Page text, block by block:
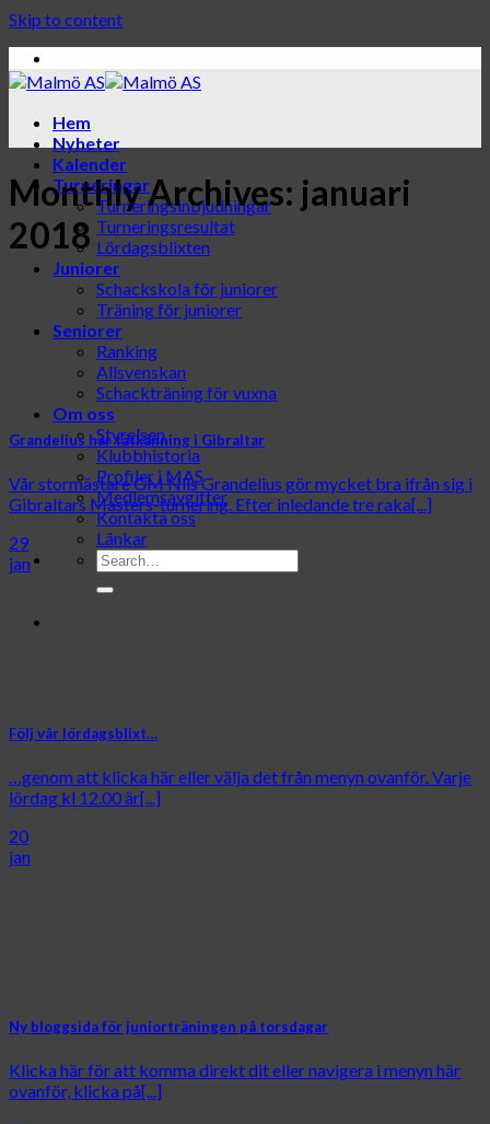
Skip to content
Hem
Nyheter
Kalender
Turneringar
Turneringsinbjudningar
Turneringsresultat
Lördagsblixten
Juniorer
Schackskola för juniorer
Träning för juniorer
Seniorer
Ranking
Allsvenskan
Schackträning för vuxna
Om oss
Styrelsen
Klubbhistoria
Profiler i MAS
Medlemsavgifter
Kontakta oss
Länkar
Monthly Archives: januari
2018
Grandelius har tätkänning i Gibraltar
Vår stormästare GM Nils Grandelius gör mycket bra ifrån sig i
Gibraltars Masters-turnering. Efter inledande tre raka[...]
29
jan
Följ vår lördagsblixt…
…genom att klicka här eller välja det från menyn ovanför. Varje
lördag kl 12.00 är[...]
20
jan
Ny bloggsida för juniorträningen på torsdagar
Klicka här för att komma direkt dit eller navigera i menyn här
ovanför, klicka på[...]